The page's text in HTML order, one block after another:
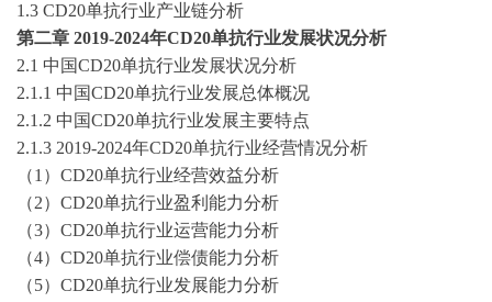
1.3 CD20单抗行业产业链分析
第二章 2019-2024年CD20单抗行业发展状况分析
2.1 中国CD20单抗行业发展状况分析
2.1.1 中国CD20单抗行业发展总体概况
2.1.2 中国CD20单抗行业发展主要特点
2.1.3 2019-2024年CD20单抗行业经营情况分析
（1） CD20单抗行业经营效益分析
（2） CD20单抗行业盈利能力分析
（3） CD20单抗行业运营能力分析
（4） CD20单抗行业偿债能力分析
（5） CD20单抗行业发展能力分析